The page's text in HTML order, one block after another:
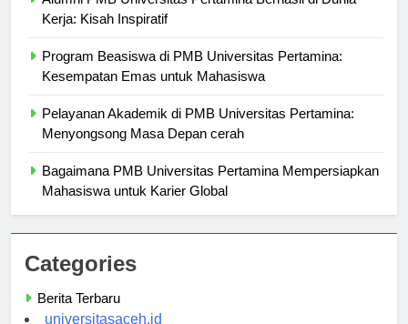
Alumni PMB Universitas Pertamina Berhasil di Dunia
Program Beasiswa di PMB Universitas Pertamina:
Pelayanan Akademik di PMB Universitas Pertamina:
Bagaimana PMB Universitas Pertamina Mempersiapkan
Categories
Berita Terbaru